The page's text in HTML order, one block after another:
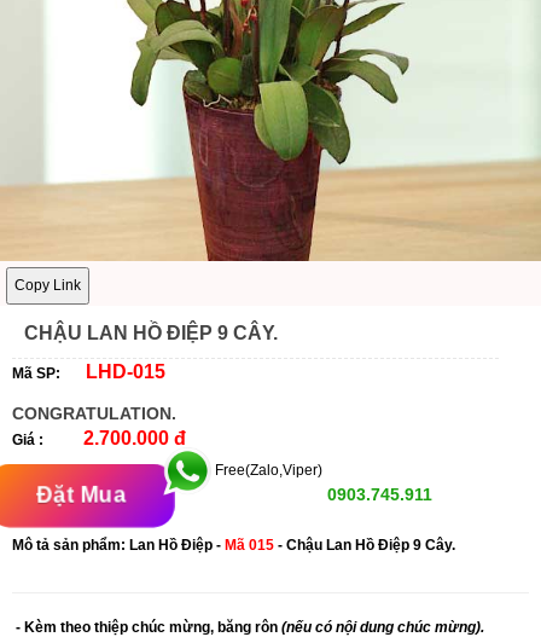
Copy Link
CHẬU LAN HỒ ĐIỆP 9 CÂY.
Mã SP: LHD-015
CONGRATULATION.
Giá : 2.700.000 đ
Đặt Mua
Free(Zalo,Viper)
0903.745.911
Mô tả sản phẩm: Lan Hồ Điệp - Mã 015 - Chậu Lan Hồ Điệp 9 Cây.
- Kèm theo thiệp chúc mừng, băng rôn (nếu có nội dung chúc mừng).